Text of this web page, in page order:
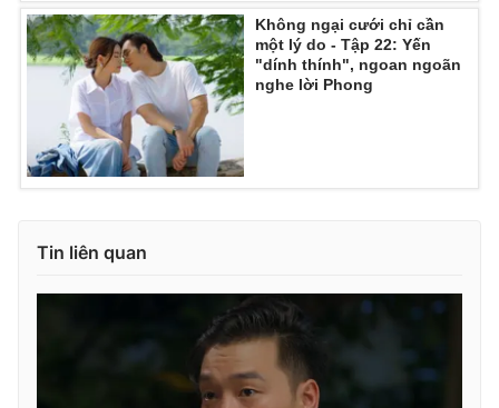
Không ngại cưới chỉ cần
một lý do - Tập 22: Yến
"dính thính", ngoan ngoãn
nghe lời Phong
Tin liên quan